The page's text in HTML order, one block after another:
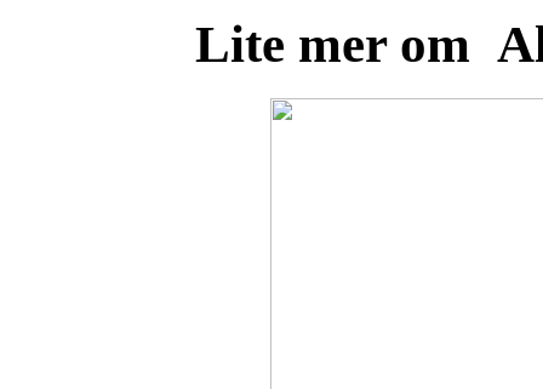
Lite mer om